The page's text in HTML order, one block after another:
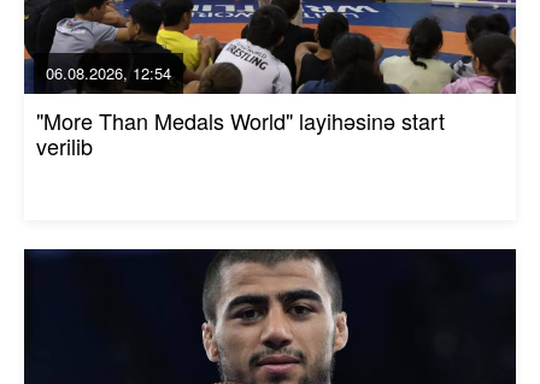
06.08.2026, 12:54
"More Than Medals World" layihəsinə start
verilib